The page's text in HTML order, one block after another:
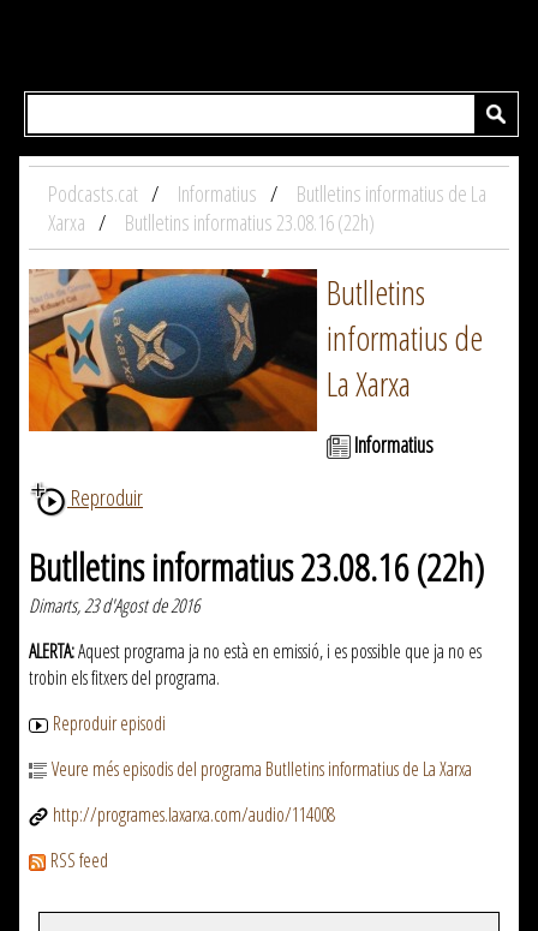
Podcasts.cat Informatius
Butlletins informatius de La
Xarxa
Butlletins informatius 23.08.16 (22h)
Butlletins
informatius de
La Xarxa
Informatius
Reproduir
Butlletins informatius 23.08.16 (22h)
Dimarts, 23 d'Agost de 2016
ALERTA:Aquest programa ja no està en emissió, i es possible que ja no es
trobin els fitxers del programa.
Reproduir episodi
Veure més episodis del programa Butlletins informatius de La Xarxa
http://programes.laxarxa.com/audio/114008
RSS feed